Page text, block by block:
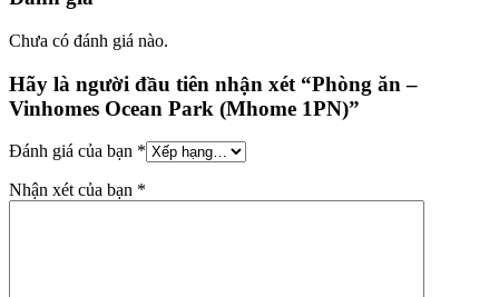
Chưa có đánh giá nào.
Hãy là người đầu tiên nhận xét “Phòng ăn –
Vinhomes Ocean Park (Mhome 1PN)”
Đánh giá của bạn *
Nhận xét của bạn *